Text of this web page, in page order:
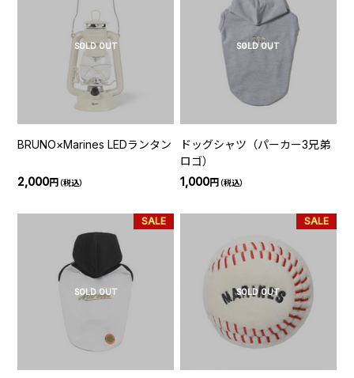
SOLD OUT
BRUNO×Marines LEDランタン
2,000円（税込）
SOLD OUT
ドッグシャツ（パーカー3兄弟
ロゴ）
1,000円（税込）
SOLD OUT
SALE
SOLD OUT
SALE